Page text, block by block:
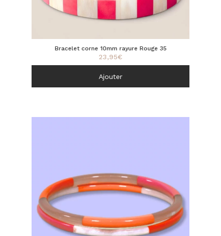
Bracelet corne 10mm rayure Rouge 35
23,95€
Ajouter